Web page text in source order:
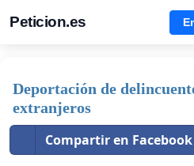
Peticion.es
Deportación de
extranjeros
Compartir en Facebook